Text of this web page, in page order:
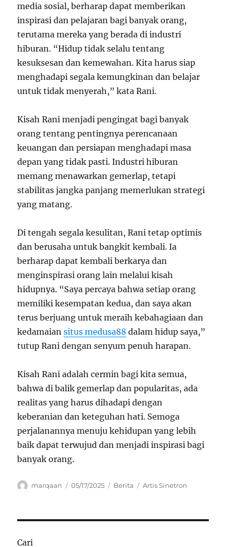
media sosial, berharap dapat memberikan
inspirasi dan pelajaran bagi banyak orang,
terutama mereka yang berada di industri
hiburan. “Hidup tidak selalu tentang
kesuksesan dan kemewahan. Kita harus siap
menghadapi segala kemungkinan dan belajar
untuk tidak menyerah,” kata Rani.
Kisah Rani menjadi pengingat bagi banyak
orang tentang pentingnya perencanaan
keuangan dan persiapan menghadapi masa
depan yang tidak pasti. Industri hiburan
memang menawarkan gemerlap, tetapi
stabilitas jangka panjang memerlukan strategi
yang matang.
Di tengah segala kesulitan, Rani tetap optimis
dan berusaha untuk bangkit kembali. Ia
berharap dapat kembali berkarya dan
menginspirasi orang lain melalui kisah
hidupnya. “Saya percaya bahwa setiap orang
memiliki kesempatan kedua, dan saya akan
terus berjuang untuk meraih kebahagiaan dan
kedamaiansitus medusa88 dalam hidup saya,”
tutup Rani dengan senyum penuh harapan.
Kisah Rani adalah cermin bagi kita semua,
bahwa di balik gemerlap dan popularitas, ada
realitas yang harus dihadapi dengan
keberanian dan keteguhan hati. Semoga
perjalanannya menuju kehidupan yang lebih
baik dapat terwujud dan menjadi inspirasi bagi
banyak orang.
Author
marqaan
Posted
05/17/2025 Categories
Berita Tags
Artis Sinetron
Cari